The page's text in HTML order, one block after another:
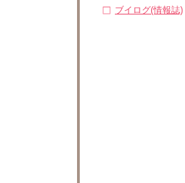
ブイログ(情報誌)